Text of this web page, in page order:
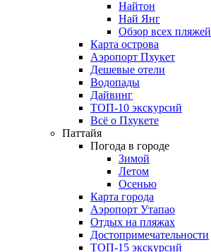
Найтон
Най Янг
Обзор всех пляжей
Карта острова
Аэропорт Пхукет
Дешевые отели
Водопады
Дайвинг
ТОП-10 экскурсий
Всё о Пхукете
Паттайя
Погода в городе
Зимой
Летом
Осенью
Карта города
Аэропорт Утапао
Отдых на пляжах
Достопримечательности
ТОП-15 экскурсий